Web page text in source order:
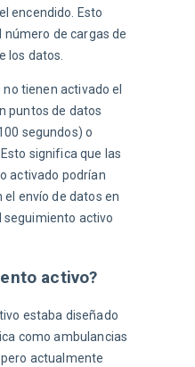
encendido. Esto
de cargas de
los datos.
tienen activado el
puntos de datos
segundos) o
significa que las
activado podrían
envío de datos en
seguimiento activo
activo?
estaba diseñado
como ambulancias
actualmente